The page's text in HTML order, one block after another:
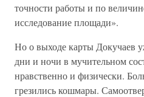
точности работы и по
исследование площади».
Но о выходе карты Докучаев
дни и ночи в мучительном
нравственно и физически.
грезились кошмары.